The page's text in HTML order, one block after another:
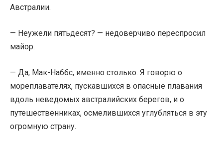
Австралии.
— Неужели пятьдесят? — недоверчиво переспросил
майор.
— Да, Мак-Наббс, именно столько. Я говорю о
мореплавателях, пускавшихся в опасные плавания
вдоль неведомых австралийских берегов, и о
путешественниках, осмелившихся углубляться в эту
огромную страну.